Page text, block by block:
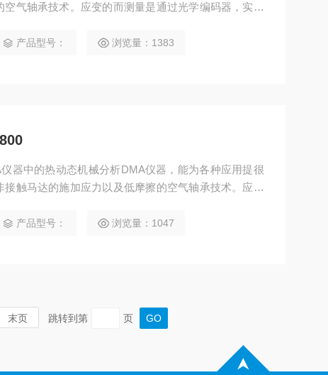
气轴承技术。应变的而测量是通过光学编码器，实现
产品型号： 浏览量：1383
器中的热动态机械分析DMA仪器，能为各种应用提很
触马达的施加应力以及低摩擦的空气轴承技术。应变
产品型号： 浏览量：1047
末页 跳转到第 页